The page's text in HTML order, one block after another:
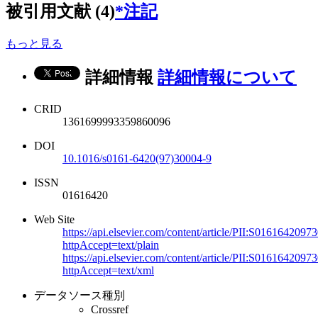
被引用文献 (4)*注記
もっと見る
詳細情報 詳細情報について
CRID
1361699993359860096
DOI
10.1016/s0161-6420(97)30004-9
ISSN
01616420
Web Site
https://api.elsevier.com/content/article/
httpAccept=text/plain
https://api.elsevier.com/content/article/
httpAccept=text/xml
データソース種別
Crossref